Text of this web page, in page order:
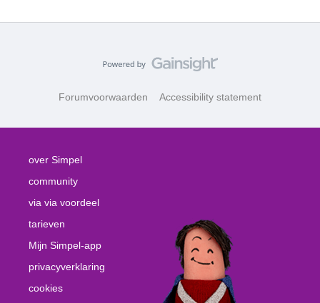
Forumvoorwaarden Accessibility statement
over Simpel
community
via via voordeel
tarieven
Mijn Simpel-app
privacyverklaring
cookies